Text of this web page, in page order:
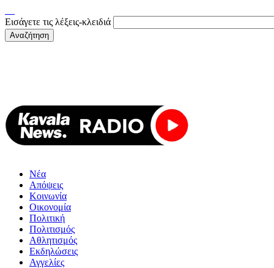
Εισάγετε τις λέξεις-κλειδιά
Νέα
Απόψεις
Κοινωνία
Οικονομία
Πολιτική
Πολιτισμός
Αθλητισμός
Εκδηλώσεις
Αγγελίες